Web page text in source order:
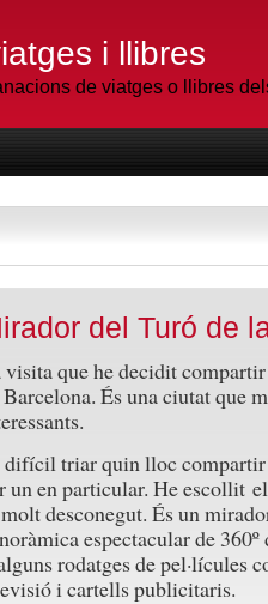
i llibres
de viatges o llibres
del Turó de
que he decidit
És una ciutat que
difícil triar quin lloc compartir
un en particular. He escollit
desconegut. És un
espectacular de
rodatges de pel·lícules
i cartells publicitaris.